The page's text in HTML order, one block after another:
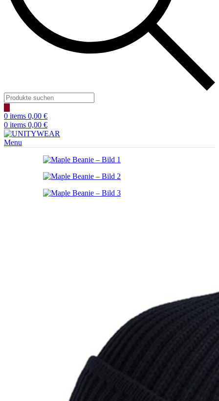
Products
search
0 items 0,00 €
0 items 0,00 €
Menu